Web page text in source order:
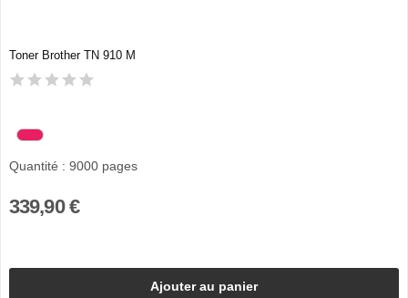
Toner Brother TN 910 M
Quantité : 9000 pages
339,90 €
Ajouter au panier